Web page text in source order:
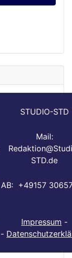
STUDIO-STD
Mail:
STD.de
AB: +49157
Impressum -
-